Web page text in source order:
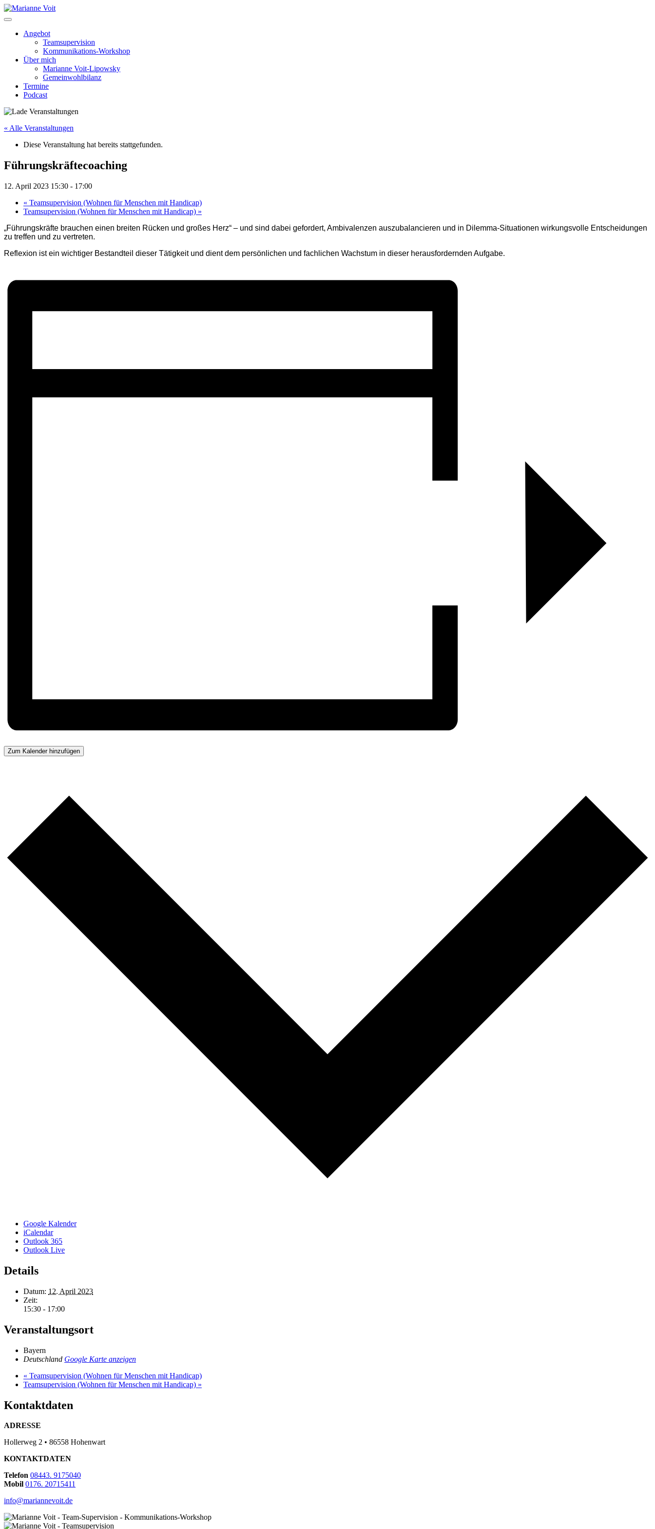
Skip
to
Angebot
Teamsupervision
Kommunikations-Workshop
Über mich
Marianne Voit-Lipowsky
Gemeinwohlbilanz
Termine
Podcast
« Alle Veranstaltungen
Diese Veranstaltung hat bereits stattgefunden.
Führungskräftecoaching
12. April 2023 15:30 - 17:00
« Teamsupervision (Wohnen für Menschen mit Handicap)
Teamsupervision (Wohnen für Menschen mit Handicap) »
„Führungskräfte brauchen einen breiten Rücken und großes Herz“ – und sind dabei gefordert, Ambivalenzen auszubalancieren und in Dilemma-Situationen wirkungsvolle Entscheidungen
zu treffen und zu vertreten.
Reflexion ist ein wichtiger Bestandteil dieser Tätigkeit und dient dem persönlichen und fachlichen Wachstum in dieser herausfordernden Aufgabe.
Zum Kalender hinzufügen
Google Kalender
iCalendar
Outlook 365
Outlook Live
Details
Datum: 12. April 2023
Zeit:
15:30 - 17:00
Veranstaltungsort
Bayern
Deutschland Google Karte anzeigen
« Teamsupervision (Wohnen für Menschen mit Handicap)
Teamsupervision (Wohnen für Menschen mit Handicap) »
Kontaktdaten
ADRESSE
Hollerweg 2 • 86558 Hohenwart
KONTAKTDATEN
Telefon 08443. 9175040
Mobil 0176. 20715411
info@mariannevoit.de